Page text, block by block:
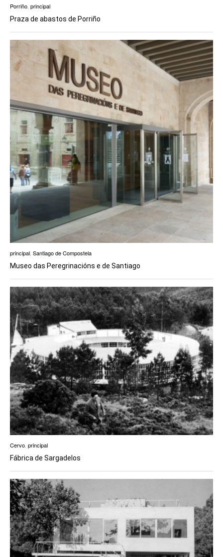
Porriño principal
Praza de abastos de Porriño
principal Santiago de Compostela
Museo das Peregrinacións e de Santiago
Cervo principal
Fábrica de Sargadelos